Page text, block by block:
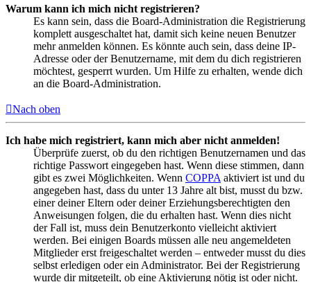
Warum kann ich mich nicht registrieren?
Es kann sein, dass die Board-Administration die Registrierung
komplett ausgeschaltet hat, damit sich keine neuen Benutzer
mehr anmelden können. Es könnte auch sein, dass deine IP-
Adresse oder der Benutzername, mit dem du dich registrieren
möchtest, gesperrt wurden. Um Hilfe zu erhalten, wende dich
an die Board-Administration.
Nach oben
Ich habe mich registriert, kann mich aber nicht anmelden!
Überprüfe zuerst, ob du den richtigen Benutzernamen und das
richtige Passwort eingegeben hast. Wenn diese stimmen, dann
gibt es zwei Möglichkeiten. Wenn COPPA aktiviert ist und du
angegeben hast, dass du unter 13 Jahre alt bist, musst du bzw.
einer deiner Eltern oder deiner Erziehungsberechtigten den
Anweisungen folgen, die du erhalten hast. Wenn dies nicht
der Fall ist, muss dein Benutzerkonto vielleicht aktiviert
werden. Bei einigen Boards müssen alle neu angemeldeten
Mitglieder erst freigeschaltet werden – entweder musst du dies
selbst erledigen oder ein Administrator. Bei der Registrierung
wurde dir mitgeteilt, ob eine Aktivierung nötig ist oder nicht.